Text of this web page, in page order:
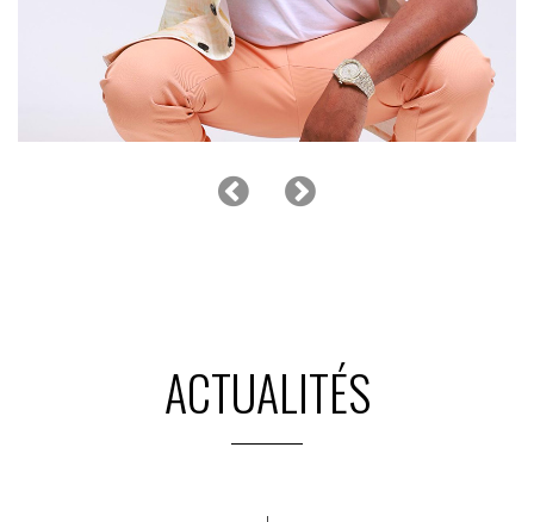
LA COMPAGNIE CREOLE
La tournée des 50 ans - Le Bal continue !
ACTUALITÉS